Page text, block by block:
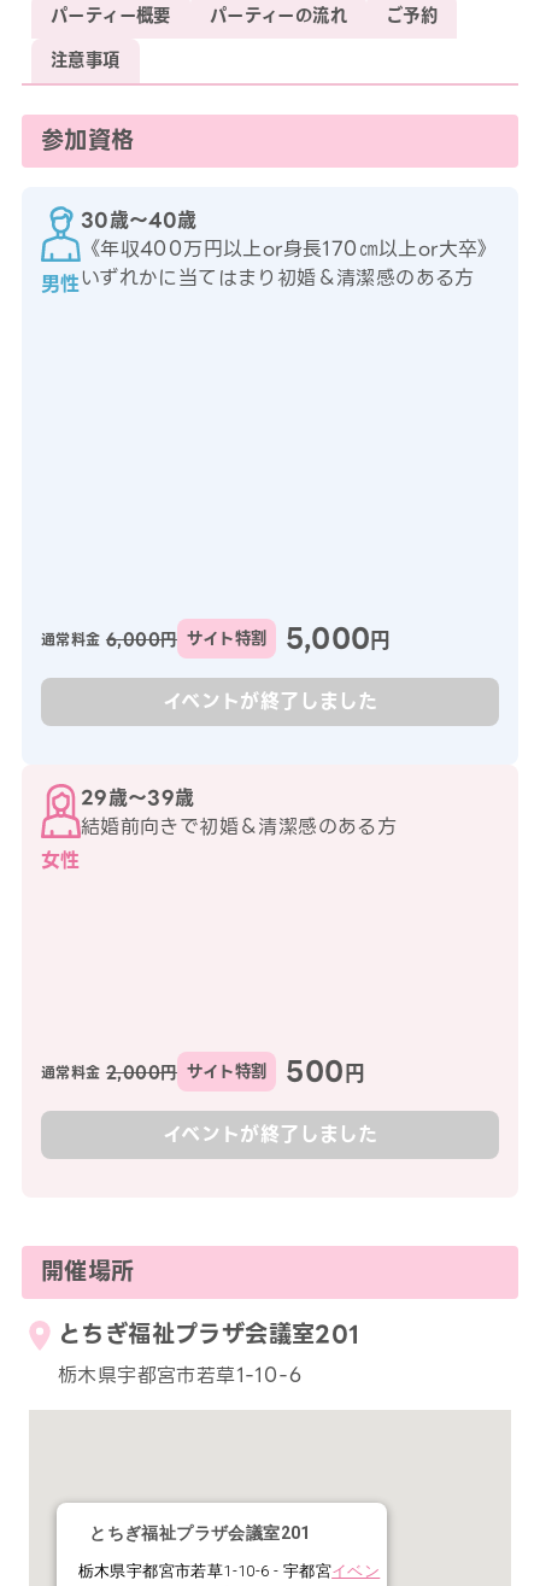
パーティー概要
パーティーの流れ
ご予約
注意事項
参加資格
男性
30歳〜40歳
《年収400万円以上or身長170㎝以上or大卒》
いずれかに当てはまり初婚＆清潔感のある方
通常料金 6,000円 サイト特割 5,000円
イベントが終了しました
女性
29歳〜39歳
結婚前向きで初婚＆清潔感のある方
通常料金 2,000円 サイト特割 500円
イベントが終了しました
開催場所
とちぎ福祉プラザ会議室201
栃木県宇都宮市若草1-10-6
とちぎ福祉プラザ会議室201
栃木県宇都宮市若草1-10-6 - 宇都宮イベン